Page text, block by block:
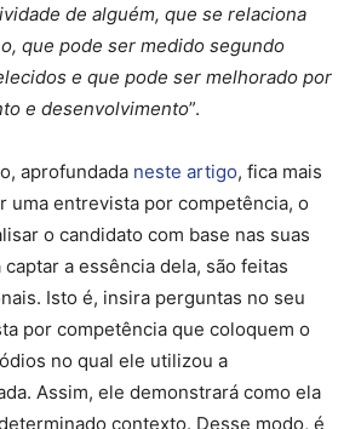
de alguém, que se relaciona
que pode ser medido segundo
e que pode ser melhorado por
e desenvolvimento”.
aprofundada neste artigo, fica mais
uma entrevista por competência, o
o candidato com base nas suas
a essência dela, são feitas
Isto é, insira perguntas no seu
por competência que coloquem o
no qual ele utilizou a
Assim, ele demonstrará como ela
contexto. Desse modo, é